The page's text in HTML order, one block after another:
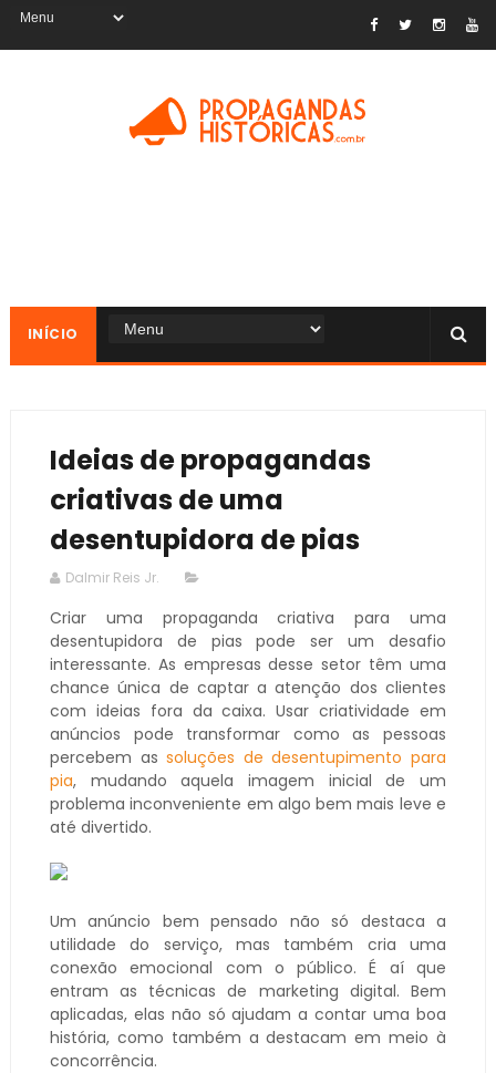
INÍCIO
Ideias de propagandas
criativas de uma
desentupidora de pias
Dalmir Reis Jr.
Criar uma propaganda criativa para uma
desentupidora de pias pode ser um desafio
interessante. As empresas desse setor têm uma
chance única de captar a atenção dos clientes
com ideias fora da caixa. Usar criatividade em
anúncios pode transformar como as pessoas
percebem assoluções de desentupimento para
pia, mudando aquela imagem inicial de um
problema inconveniente em algo bem mais leve e
até divertido.
Um anúncio bem pensado não só destaca a
utilidade do serviço, mas também cria uma
conexão emocional com o público. É aí que
entram as técnicas de marketing digital. Bem
aplicadas, elas não só ajudam a contar uma boa
história, como também a destacam em meio à
concorrência.